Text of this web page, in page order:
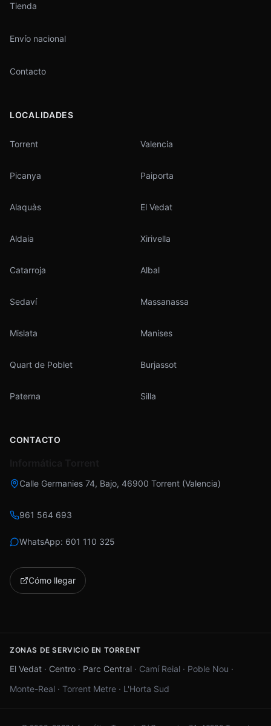
Tienda
Envío nacional
Contacto
LOCALIDADES
Torrent Valencia
Picanya Paiporta
Alaquàs El Vedat
Aldaia Xirivella
Catarroja Albal
Sedaví Massanassa
Mislata Manises
Quart de Poblet Burjassot
Paterna Silla
CONTACTO
Calle Germanies 74, Bajo, 46900 Torrent (Valencia)
961 564 693
WhatsApp: 601 110 325
Cómo llegar
ZONAS DE SERVICIO EN TORRENT
El Vedat · Centro · Parc Central · Camí Reial · Poble Nou ·
Monte-Real · Torrent Metre · L'Horta Sud